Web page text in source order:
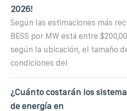
2026!
Según las estimaciones más
BESS por MW está entre
según la ubicación, el tamaño
condiciones del
¿Cuánto costarán los
de energía en